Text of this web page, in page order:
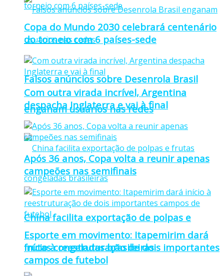
Falsos anúncios sobre Desenrola Brasil
enganam usuários nas redes
China facilita exportação de polpas e
frutas congeladas brasileiras
Copa do Mundo 2030 celebrará centenário
do torneio com 6 países-sede
Com outra virada incrível, Argentina
despacha Inglaterra e vai à final
Após 36 anos, Copa volta a reunir apenas
campeões nas semifinais
Esporte em movimento: Itapemirim dará
início à reestruturação de dois importantes
campos de futebol